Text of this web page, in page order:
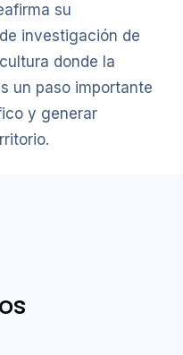
su
investigación de
donde la
un paso importante
y generar